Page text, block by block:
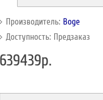
Производитель: Boge
Доступность: Предзаказ
639439р.